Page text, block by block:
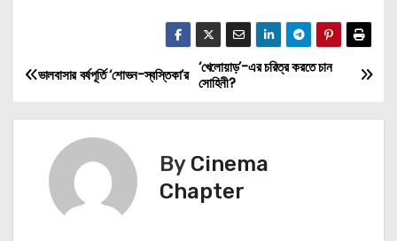
P
o
‘খেলোয়াড়’-এর চরিত্র করতে চান
সোহিনী?
ভালবাসার বর্ষপূর্তি ‘শোভন-স্বস্তিকা’র
By Cinema
Chapter